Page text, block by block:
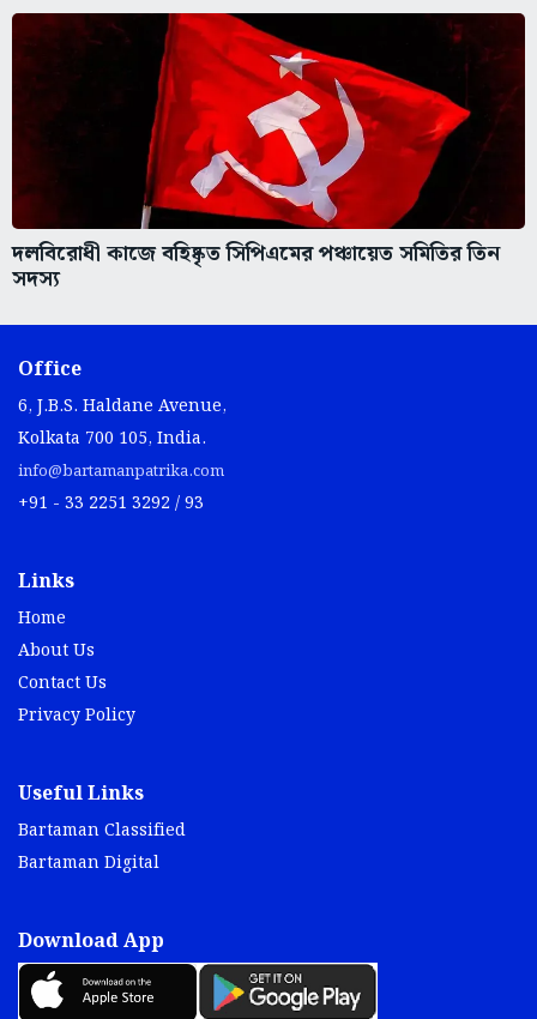
দলবিরোধী কাজে বহিষ্কৃত সিপিএমের পঞ্চায়েত সমিতির তিন
সদস্য
Office
6, J.B.S. Haldane Avenue,
Kolkata 700 105, India.
info@bartamanpatrika.com
+91 - 33 2251 3292 / 93
Links
Home
About Us
Contact Us
Privacy Policy
Useful Links
Bartaman Classified
Bartaman Digital
Download App